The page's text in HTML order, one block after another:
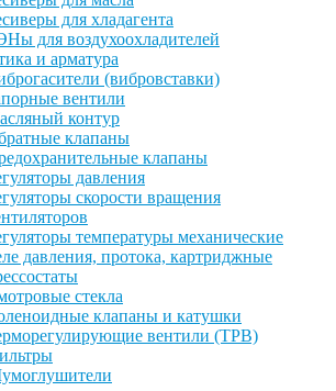
для хладагента
для воздухоохладителей
и арматура
(вибровставки)
вентили
контур
клапаны
клапаны
давления
скорости вращения
температуры механические
давления, протока, картриджные
стекла
клапаны и катушки
вентили (ТРВ)